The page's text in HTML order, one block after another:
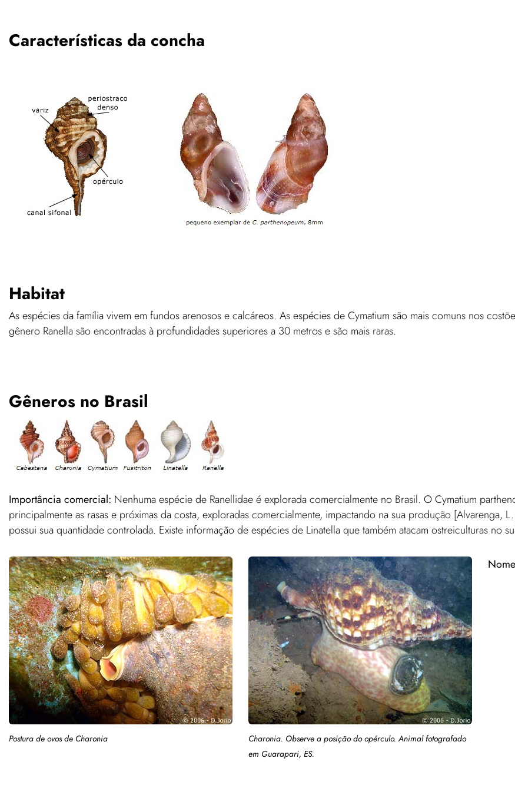
Características da concha
Habitat
As espécies da família vivem em fundos arenosos e calcáreos. As espécies de Cymatium são mais comuns nos
gênero Ranella são encontradas à profundidades superiores a 30 metros e são mais raras.
Gêneros no Brasil
Importância comercial: Nenhuma espécie de Ranellidae é explorada comercialmente no Brasil. O Cymatium
principalmente as rasas e próximas da costa, exploradas comercialmente, impactando na sua produção [Alvarenga,
possui sua quantidade controlada. Existe informação de espécies de Linatella que também atacam ostreiculturas no
Postura de ovos de Charonia
Charonia. Observe a posição do opérculo. Animal fotografado
em Guarapari, ES.